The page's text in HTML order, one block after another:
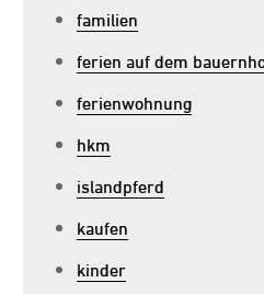
Reitvereins:
beachten
familien
ferien auf dem
ferienwohnung
hkm
islandpferd
kaufen
kinder